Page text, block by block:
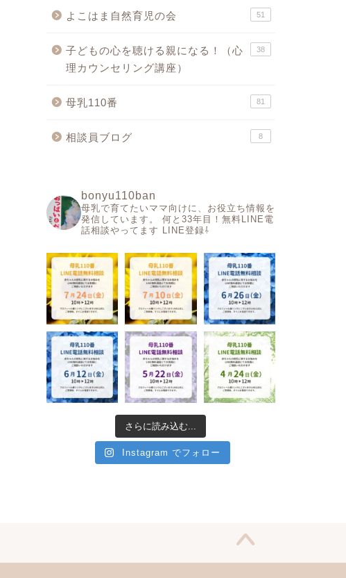
よこはま自然育児の会 51
子どもの心を聴ける親になる！（心
理カウンセリング講座）
38
母乳110番 81
相談員ブログ 8
bonyu110ban
母乳で育てたいママ向けに、お役立ち情報を
発信しています。
何と33年目！無料LINE電
話相談やってます LINE登録⇩
さらに読み込む...
Instagram でフォロー